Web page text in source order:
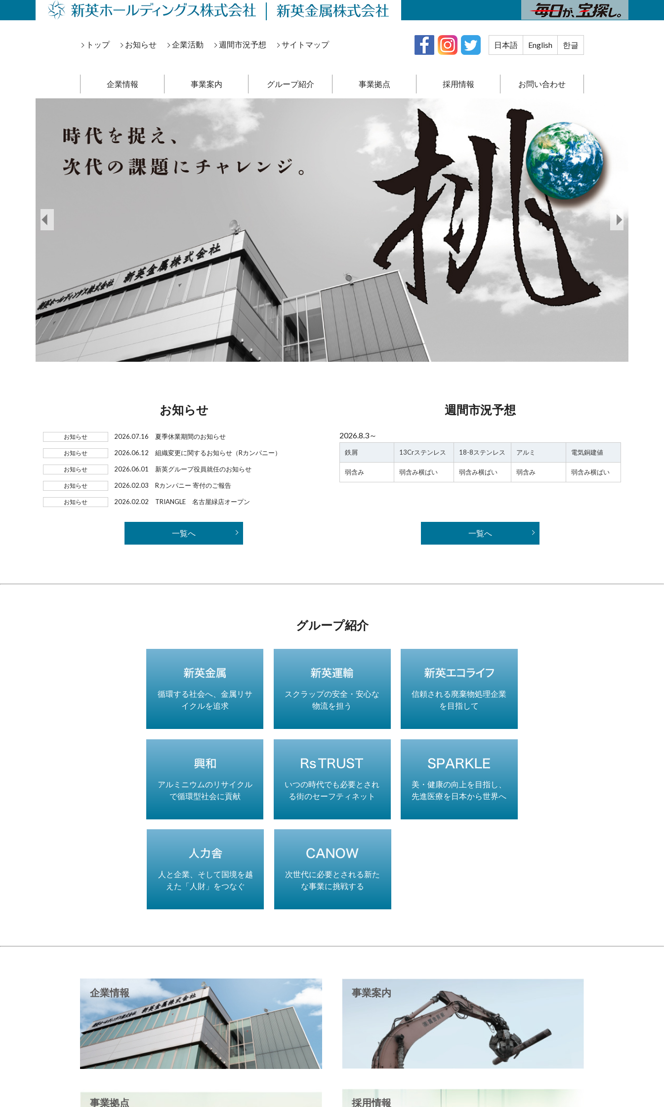
トップ お知らせ 企業活動 週間市況予想 サイトマップ 日本語 English 한글
企業情報 事業案内 グループ紹介 事業拠点 採用情報 お問い合わせ
お知らせ
お知らせ 2026.07.16 夏季休業期間のお知らせ
お知らせ 2026.06.12 組織変更に関するお知らせ（Rカンパニー）
お知らせ 2026.06.01 新英グループ役員就任のお知らせ
お知らせ 2026.02.03 Rカンパニー 寄付のご報告
お知らせ 2026.02.02 TRIANGLE 名古屋緑店オープン
一覧へ
週間市況予想
2026.8.3～
鉄屑 13Crステンレス 18-8ステンレス アルミ 電気銅建値
弱含み 弱含み横ばい 弱含み横ばい 弱含み 弱含み横ばい
一覧へ
グループ紹介
循環する社会へ、金属リサ
イクルを追求
スクラップの安全・安心な
物流を担う
信頼される廃棄物処理企業
を目指して
アルミニウムのリサイクル
で循環型社会に貢献
いつの時代でも必要とされ
る街のセーフティネット
美・健康の向上を目指し、
先進医療を日本から世界へ
人と企業、そして国境を越
えた「人財」をつなぐ
次世代に必要とされる新た
な事業に挑戦する
企業情報 事業案内
事業拠点 採用情報